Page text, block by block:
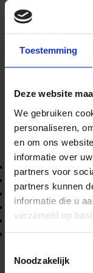
Toestemming
Deze website
We gebruiken
personaliseren,
en om ons
informatie over
partners voor
partners kunnen
informatie die u
verzameld op
Noodzakelijk
Besprenkel met
folie dicht en zorg
Plaats de pakketjes
20-30 minuten
Tortillachips
Geraspte kaas
Zwarte bonen
Gesneden
Salsa
Zure room